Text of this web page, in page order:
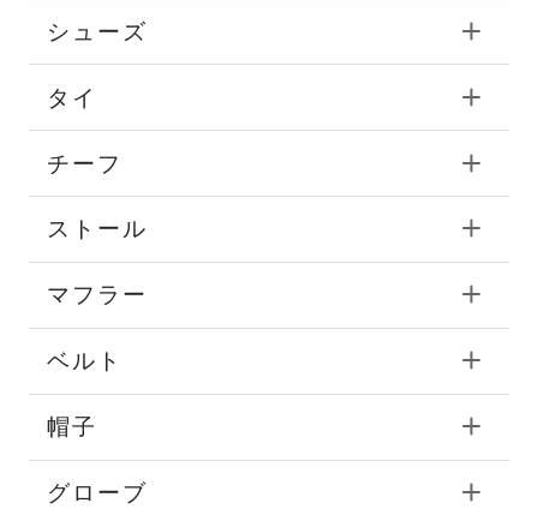
シューズ
タイ
チーフ
ストール
マフラー
ベルト
帽子
グローブ